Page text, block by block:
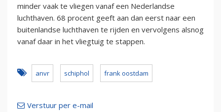
minder vaak te vliegen vanaf een Nederlandse
luchthaven. 68 procent geeft aan dan eerst naar een
buitenlandse luchthaven te rijden en vervolgens alsnog
vanaf daar in het vliegtuig te stappen.
anvr schiphol frank oostdam
Verstuur per e-mail